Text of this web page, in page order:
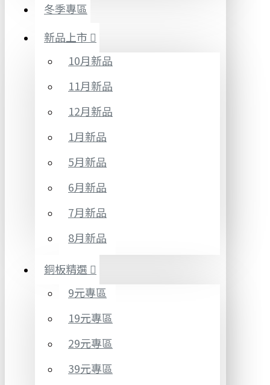
冬季專區
新品上市
10月新品
11月新品
12月新品
1月新品
5月新品
6月新品
7月新品
8月新品
銅板精選
9元專區
19元專區
29元專區
39元專區